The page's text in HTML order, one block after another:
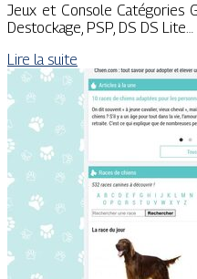
Jeux et Console Catégories
Destockage, PSP, DS DS Lite…
Lire la suite